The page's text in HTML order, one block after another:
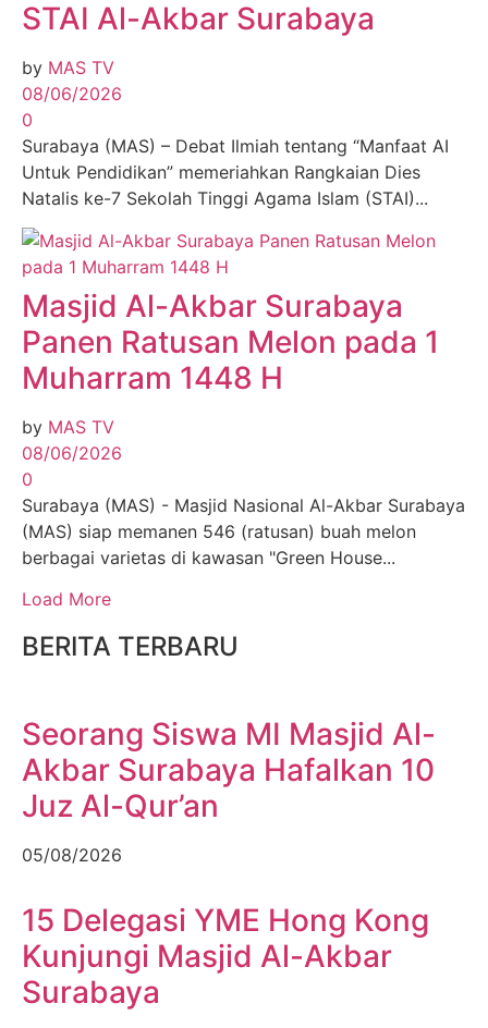
STAI Al-Akbar Surabaya
by MAS TV
08/06/2026
0
Surabaya (MAS) – Debat Ilmiah tentang “Manfaat AI
Untuk Pendidikan” memeriahkan Rangkaian Dies
Natalis ke-7 Sekolah Tinggi Agama Islam (STAI)...
Masjid Al-Akbar Surabaya
Panen Ratusan Melon pada 1
Muharram 1448 H
by MAS TV
08/06/2026
0
Surabaya (MAS) - Masjid Nasional Al-Akbar Surabaya
(MAS) siap memanen 546 (ratusan) buah melon
berbagai varietas di kawasan "Green House...
Load More
BERITA TERBARU
Seorang Siswa MI Masjid Al-
Akbar Surabaya Hafalkan 10
Juz Al-Qur’an
05/08/2026
15 Delegasi YME Hong Kong
Kunjungi Masjid Al-Akbar
Surabaya